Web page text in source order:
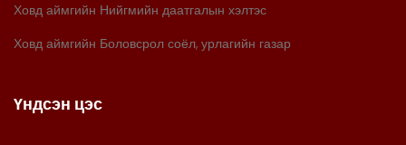
Ховд аймгийн Нийгмийн даатгалын хэлтэс
Ховд аймгийн Боловсрол соёл, урлагийн газар
Үндсэн цэс